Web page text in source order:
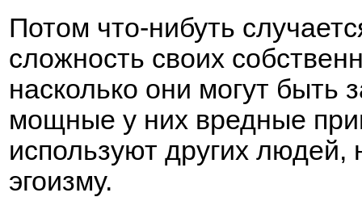
Потом что-нибуть
сложность своих
насколько они могут быть
мощные у них вредные
используют других людей,
эгоизму.